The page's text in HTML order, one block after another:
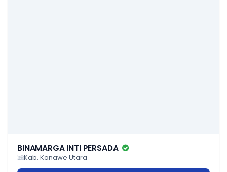
BINAMARGA INTI PERSADA
Kab. Konawe Utara